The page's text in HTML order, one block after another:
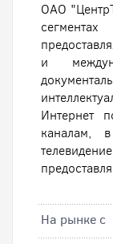
ОАО
и
Интернет
каналам,
На рынке с